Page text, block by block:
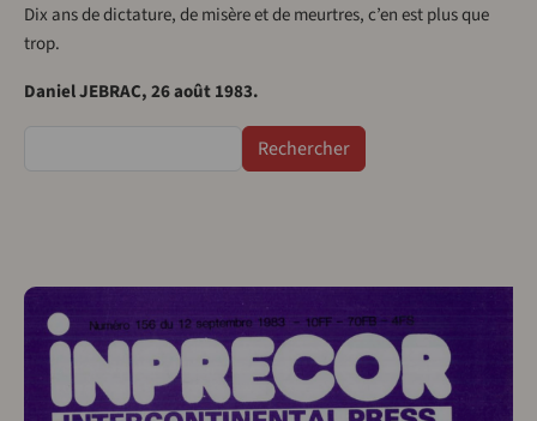
Dix ans de dictature, de misère et de meurtres, c’en est plus que
trop.
Daniel JEBRAC, 26 août 1983.